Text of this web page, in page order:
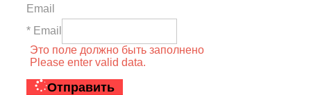
Email
* Email
Это поле должно быть заполнено
Please enter valid data.
Отправить